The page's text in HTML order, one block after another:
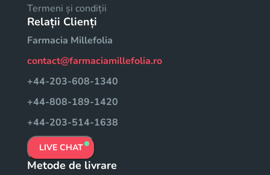
Termeni și condiții
Relații Clienți
Farmacia Millefolia
contact@farmaciamillefolia.ro
+44-203-608-1340
+44-808-189-1420
+44-203-514-1638
LIVE CHAT
Metode de livrare